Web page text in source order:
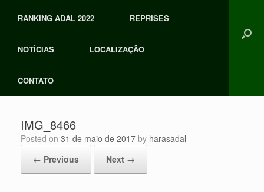
RANKING ADAL 2022 REPRISES
NOTÍCIAS LOCALIZAÇÃO
CONTATO
IMG_8466
Posted on 31 de maio de 2017 by harasadal
← Previous
Next →